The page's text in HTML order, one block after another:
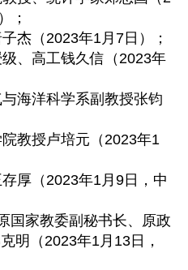
；
杰（2023年1月7日）；
、高工钱久信（2023年
海洋科学系副教授张钧
教授卢培元（2023年1
厚（2023年1月9日，中
国家教委副秘书长、原政
明（2023年1月13日，